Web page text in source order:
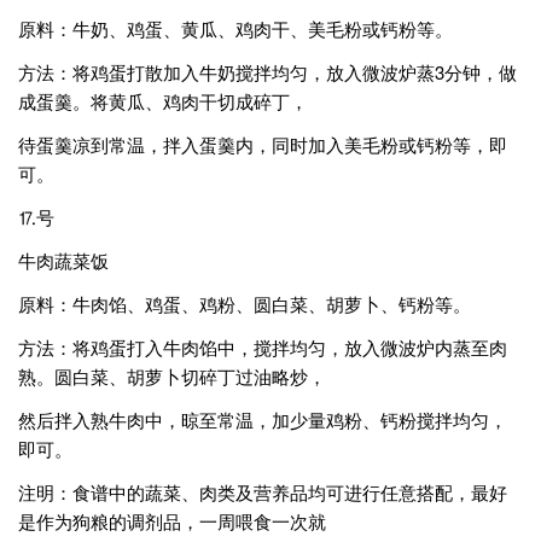
原料：牛奶、鸡蛋、黄瓜、鸡肉干、美毛粉或钙粉等。
方法：将鸡蛋打散加入牛奶搅拌均匀，放入微波炉蒸3分钟，做
成蛋羹。将黄瓜、鸡肉干切成碎丁，
待蛋羹凉到常温，拌入蛋羹内，同时加入美毛粉或钙粉等，即
可。
⒘号
牛肉蔬菜饭
原料：牛肉馅、鸡蛋、鸡粉、圆白菜、胡萝卜、钙粉等。
方法：将鸡蛋打入牛肉馅中，搅拌均匀，放入微波炉内蒸至肉
熟。圆白菜、胡萝卜切碎丁过油略炒，
然后拌入熟牛肉中，晾至常温，加少量鸡粉、钙粉搅拌均匀，
即可。
注明：食谱中的蔬菜、肉类及营养品均可进行任意搭配，最好
是作为狗粮的调剂品，一周喂食一次就